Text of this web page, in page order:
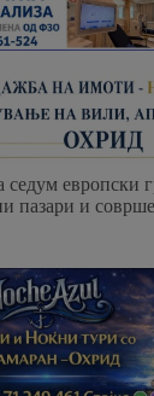
европски
пазари и